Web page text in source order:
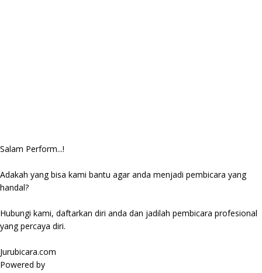
Salam Perform...!
Adakah yang bisa kami bantu agar anda menjadi pembicara yang
handal?
Hubungi kami, daftarkan diri anda dan jadilah pembicara profesional
yang percaya diri.
Jurubicara.com
Powered by